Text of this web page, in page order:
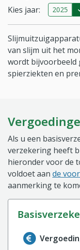
Kies jaar: 2025
van slijm uit het
wordt bijvoorbeeld
spierziekten en
Als u een
verzekering heeft
hieronder voor de
voldoet aan de
aanmerking te
Informatie over